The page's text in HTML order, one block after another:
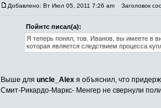
Добавлено: Вт Июл 05, 2011 7:26 am Заголовок
Пойнтс писал(а):
Я теперь понял, тов. Иванов, вы имеете в
которая является следствием процесса
Выше для uncle_Alex я объяснил, что
Смит-Рикардо-Маркс- Менгер не свернули